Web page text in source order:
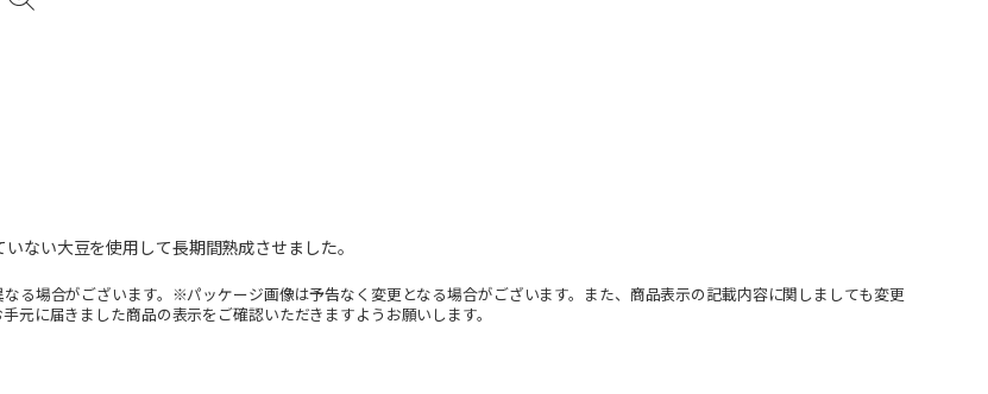
ない大豆を使用して長期間熟成させました。
る場合がございます。※パッケージ画像は予告なく変更となる場合がございます。また、商品表示の記載内容に関しましても変更
元に届きました商品の表示をご確認いただきますようお願いします。